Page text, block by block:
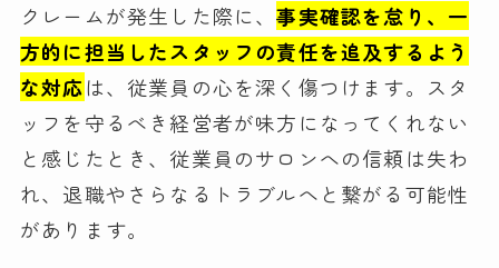
クレームが発生した際に、事実確認を怠り、一
方的に担当したスタッフの責任を追及するよう
な対応は、従業員の心を深く傷つけます。スタ
ッフを守るべき経営者が味方になってくれない
と感じたとき、従業員のサロンへの信頼は失わ
れ、退職やさらなるトラブルへと繋がる可能性
があります。